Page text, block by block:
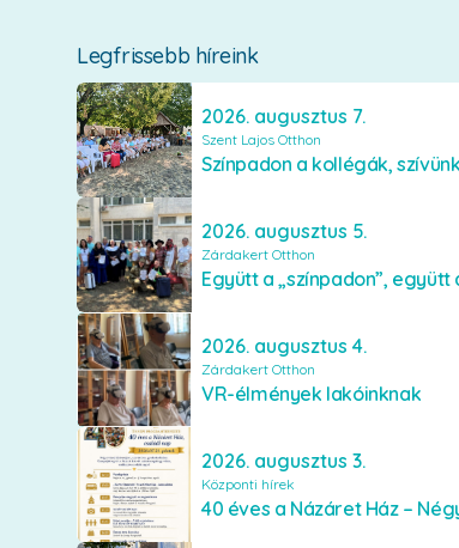
Legfrissebb híreink
2026. augusztus 7.
Szent Lajos Otthon
2026. augusztus 5.
Zárdakert Otthon
2026. augusztus 4.
Zárdakert Otthon
VR-élmények lakóinknak
2026. augusztus 3.
Központi hírek